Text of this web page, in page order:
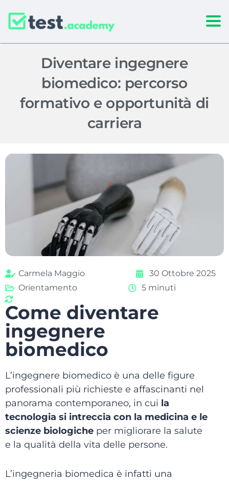
Diventare ingegnere
biomedico: percorso
formativo e opportunità di
carriera
Carmela Maggio
30 Ottobre 2025
Orientamento
5 minuti
Come diventare
ingegnere
biomedico
L’ingegnere biomedico è una delle figure
professionali più richieste e affascinanti nel
panorama contemporaneo, in cui la
tecnologia si intreccia con la medicina e le
scienze biologiche per migliorare la salute
e la qualità della vita delle persone.
L’ingegneria biomedica è infatti una